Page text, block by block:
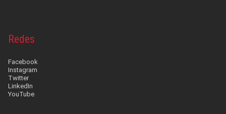
Redes
Facebook
Instagram
Twitter
LinkedIn
YouTube